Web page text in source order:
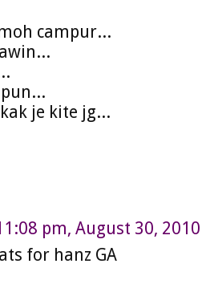
campur...
je kite jg...
pm, August 30, 2010
for hanz GA